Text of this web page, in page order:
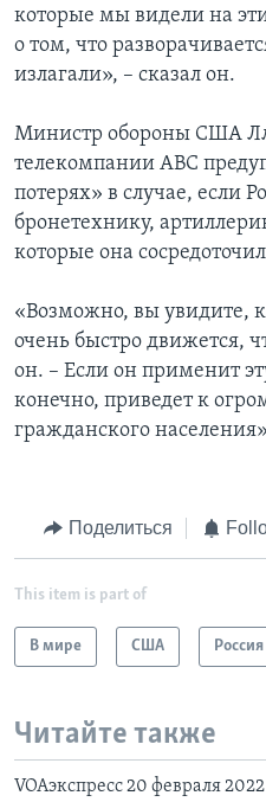
которые мы видели на
о том, что
излагали», – сказал он.
Министр обороны США
телекомпании ABC
потерях» в случае, если
бронетехнику,
которые она
«Возможно, вы увидите,
очень быстро движется,
он. – Если он применит
конечно, приведет к
гражданского
Поделиться
This item is part of
В мире США Россия
Читайте также
VOAэкспресс 20 февраля 2022